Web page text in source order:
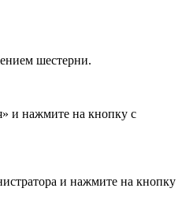
шестерни.
и нажмите на кнопку с
и нажмите на кнопку